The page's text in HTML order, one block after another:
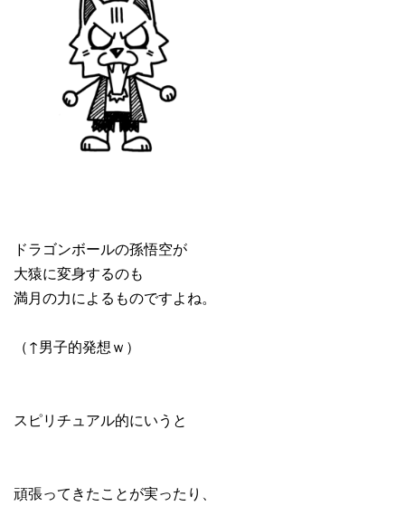
ドラゴンボールの孫悟空が
大猿に変身するのも
満月の力によるものですよね。
（↑男子的発想ｗ）
スピリチュアル的にいうと
頑張ってきたことが実ったり、